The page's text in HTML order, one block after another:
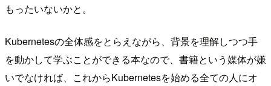
もったいないかと。
Kubernetesの全体感をとらえながら、背景を理解しつつ手
を動かして学ぶことができる本なので、書籍という媒体が嫌
いでなければ、これからKubernetesを始める全ての人にオ